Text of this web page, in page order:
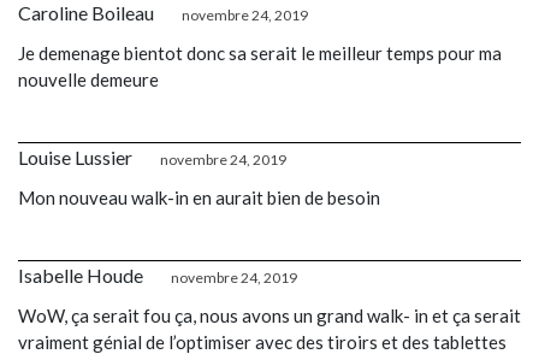
Caroline Boileau novembre 24, 2019
Je demenage bientot donc sa serait le meilleur temps pour ma
nouvelle demeure
Louise Lussier novembre 24, 2019
Mon nouveau walk-in en aurait bien de besoin
Isabelle Houde novembre 24, 2019
WoW, ça serait fou ça, nous avons un grand walk- in et ça serait
vraiment génial de l’optimiser avec des tiroirs et des tablettes